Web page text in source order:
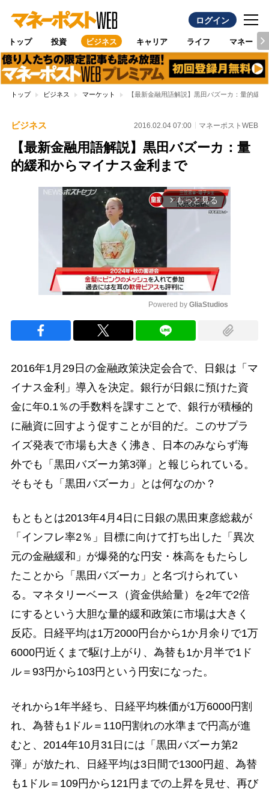
ログイン
トップ 投資 ビジネス キャリア ライフ マネー
トップ ビジネス マーケット 【最新金融用語解説】黒田バズーカ：量的緩
ビジネス 2016.02.04 07:00 マネーポストWEB
【最新金融用語解説】黒田バズーカ：量
的緩和からマイナス金利まで
arrow_forward_ios もっと見る
Powered by GliaStudios
2016年1月29日の金融政策決定会合で、日銀は「マ
イナス金利」導入を決定。銀行が日銀に預けた資
金に年0.1％の手数料を課すことで、銀行が積極的
に融資に回すよう促すことが目的だ。このサプラ
イズ発表で市場も大きく沸き、日本のみならず海
外でも「黒田バズーカ第3弾」と報じられている。
そもそも「黒田バズーカ」とは何なのか？
もともとは2013年4月4日に日銀の黒田東彦総裁が
「インフレ率2％」目標に向けて打ち出した「異次
元の金融緩和」が爆発的な円安・株高をもたらし
たことから「黒田バズーカ」と名づけられてい
る。マネタリーベース（資金供給量）を2年で2倍
にするという大胆な量的緩和政策に市場は大きく
反応。日経平均は1万2000円台から1か月余りで1万
6000円近くまで駆け上がり、為替も1か月半で1ド
ル＝93円から103円という円安になった。
それから1年半経ち、日経平均株価が1万6000円割
れ、為替も1ドル＝110円割れの水準まで円高が進
むと、2014年10月31日には「黒田バズーカ第2
弾」が放たれ、日経平均は3日間で1300円超、為替
も1ドル＝109円から121円までの上昇を見せ、再び